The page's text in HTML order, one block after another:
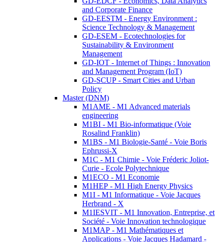
and Corporate Finance
GD-EESTM - Energy Environment :
Science Technology & Management
GD-ESEM - Ecotechnologies for
Sustainability & Environment
Management
GD-IOT - Internet of Things : Innovation
and Management Program (IoT)
GD-SCUP - Smart Cities and Urban
Policy
Master (DNM)
M1AME - M1 Advanced materials
engineering
M1BI - M1 Bio-informatique (Voie
Rosalind Franklin)
M1BS - M1 Biologie-Santé - Voie Boris
Ephrussi-X
M1C - M1 Chimie - Voie Fréderic Joliot-
Curie - Ecole Polytechnique
M1ECO - M1 Economie
M1HEP - M1 High Energy Physics
M1I - M1 Informatique - Voie Jacques
Herbrand - X
M1IESVIT - M1 Innovation, Entreprise, et
Société - Voie Innovation technologique
M1MAP - M1 Mathématiques et
Applications - Voie Jacques Hadamard -